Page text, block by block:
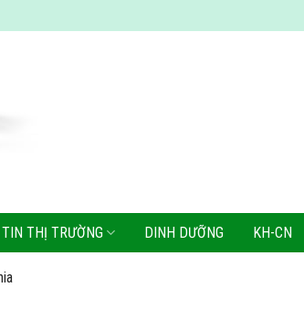
TIN THỊ TRƯỜNG DINH DƯỠNG KH-CN